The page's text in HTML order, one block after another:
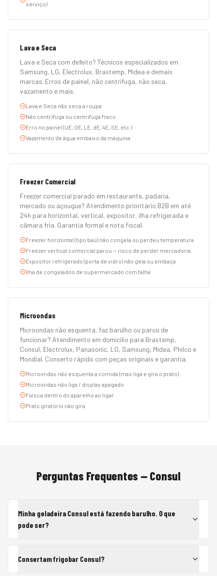
serviço)
Lava e Seca
Lava e Seca com defeito? Técnicos especializados em
Samsung, LG, Electrolux, Brastemp, Midea e demais
marcas. Erros de painel, não centrifuga, não seca,
vazamento e mais.
Lava e Seca não seca a roupa
Não centrifuga ou centrifuga fraco
Erro no painel (UE, OE, LE, dE, 4E, SE, etc.)
Vazamento de água embaixo da máquina
Freezer Comercial
Freezer comercial parado em restaurante, padaria,
mercado ou açougue? Atendimento prioritário B2B em até
24h para horizontal, vertical, expositor, ilha refrigerada e
câmara fria. Garantia formal e nota fiscal.
Freezer horizontal (tipo baú) não congela ou perdeu temperatura
Freezer vertical comercial parou — risco de perder mercadoria
Expositor refrigerado (porta de vidro) não gela ou embaça
Ilha de congelados de supermercado com falha
Microondas
Microondas não esquenta, faz barulho ou parou de
funcionar? Atendimento em domicílio para Brastemp,
Consul, Electrolux, Panasonic, LG, Samsung, Midea, Philco e
Mondial. Conserto rápido com peças originais e garantia.
Microondas não esquenta a comida (mas liga e gira o prato)
Microondas não liga / display apagado
Faísca dentro do aparelho ao ligar
Prato giratório não gira
Perguntas Frequentes — Consul
Minha geladeira Consul está fazendo barulho. O que
pode ser?
Consertam frigobar Consul?